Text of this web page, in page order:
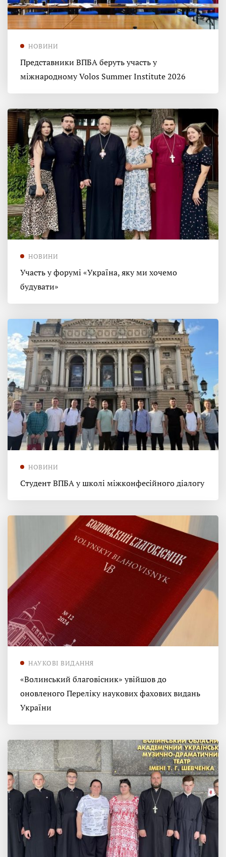
НОВИНИ
Представники ВПБА беруть участь у
міжнародному Volos Summer Institute 2026
НОВИНИ
Участь у форумі «Україна, яку ми хочемо
будувати»
НОВИНИ
Студент ВПБА у школі міжконфесійного діалогу
НАУКОВІ ВИДАННЯ
«Волинський благовісник» увійшов до
оновленого Переліку наукових фахових видань
України